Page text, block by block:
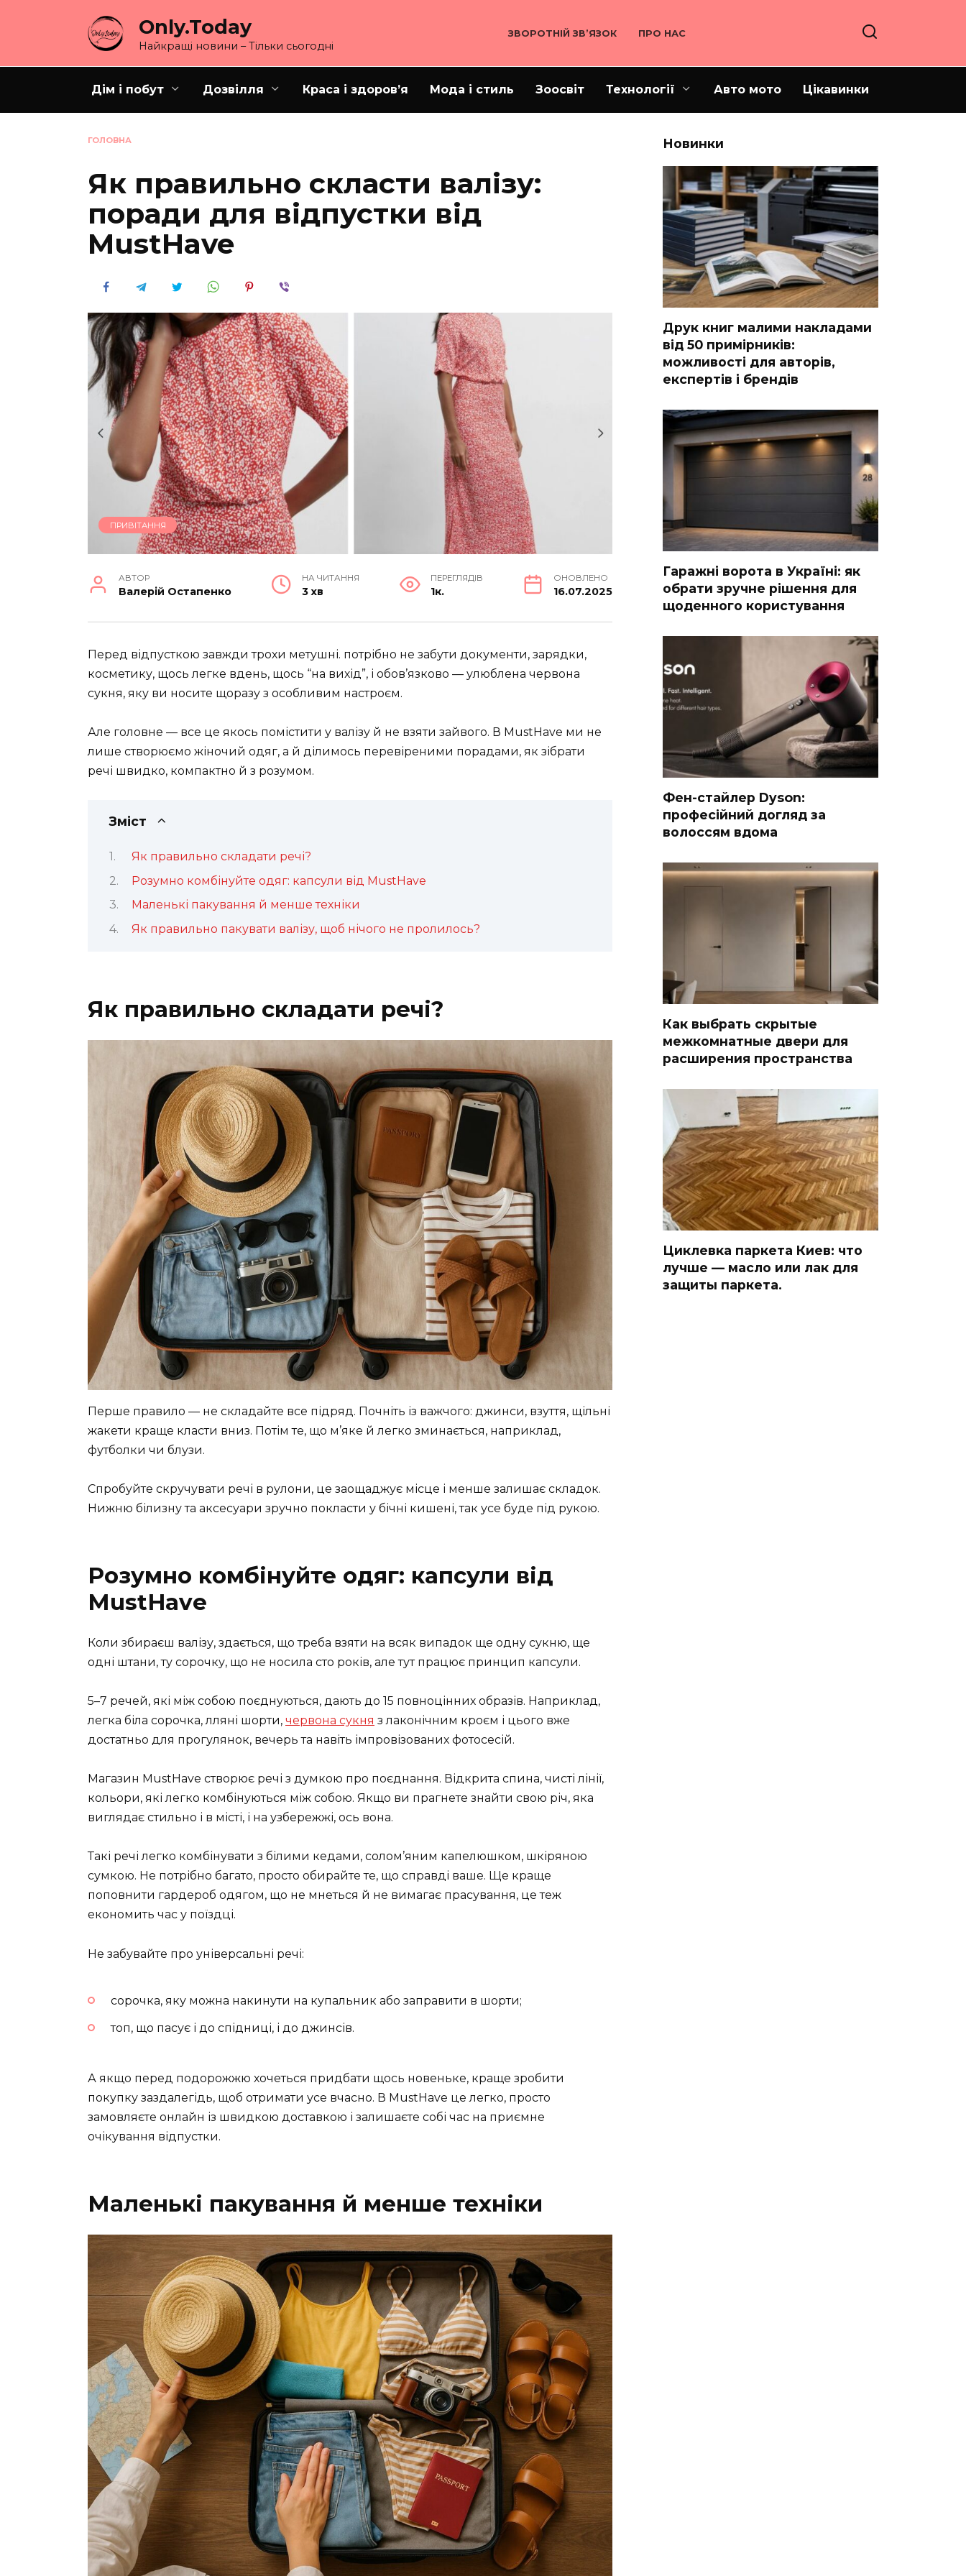
Only.Today
Найкращі новини – Тільки сьогодні
ЗВОРОТНІЙ ЗВ’ЯЗОК ПРО НАС
Дім і побут Дозвілля Краса і здоров’я Мода і стиль Зоосвіт Технології Авто мото Цікавинки
ГОЛОВНА
Як правильно скласти валізу:
поради для відпустки від
MustHave
ПРИВІТАННЯ
АВТОР
Валерій Остапенко
НА ЧИТАННЯ
3 хв
ПЕРЕГЛЯДІВ
1к.
ОНОВЛЕНО
16.07.2025
Перед відпусткою завжди трохи метушні. потрібно не забути документи, зарядки,
косметику, щось легке вдень, щось “на вихід”, і обов’язково — улюблена червона
сукня, яку ви носите щоразу з особливим настроєм.
Але головне — все це якось помістити у валізу й не взяти зайвого. В MustHave ми не
лише створюємо жіночий одяг, а й ділимось перевіреними порадами, як зібрати
речі швидко, компактно й з розумом.
Зміст
Як правильно складати речі?
Розумно комбінуйте одяг: капсули від MustHave
Маленькі пакування й менше техніки
Як правильно пакувати валізу, щоб нічого не пролилось?
Як правильно складати речі?
Перше правило — не складайте все підряд. Почніть із важчого: джинси, взуття, щільні
жакети краще класти вниз. Потім те, що м’яке й легко зминається, наприклад,
футболки чи блузи.
Спробуйте скручувати речі в рулони, це заощаджує місце і менше залишає складок.
Нижню білизну та аксесуари зручно покласти у бічні кишені, так усе буде під рукою.
Розумно комбінуйте одяг: капсули від
MustHave
Коли збираєш валізу, здається, що треба взяти на всяк випадок ще одну сукню, ще
одні штани, ту сорочку, що не носила сто років, але тут працює принцип капсули.
5–7 речей, які між собою поєднуються, дають до 15 повноцінних образів. Наприклад,
легка біла сорочка, лляні шорти, червона сукня з лаконічним кроєм і цього вже
достатньо для прогулянок, вечерь та навіть імпровізованих фотосесій.
Магазин MustHave створює речі з думкою про поєднання. Відкрита спина, чисті лінії,
кольори, які легко комбінуються між собою. Якщо ви прагнете знайти свою річ, яка
виглядає стильно і в місті, і на узбережжі, ось вона.
Такі речі легко комбінувати з білими кедами, солом’яним капелюшком, шкіряною
сумкою. Не потрібно багато, просто обирайте те, що справді ваше. Ще краще
поповнити гардероб одягом, що не мнеться й не вимагає прасування, це теж
економить час у поїздці.
Не забувайте про універсальні речі:
сорочка, яку можна накинути на купальник або заправити в шорти;
топ, що пасує і до спідниці, і до джинсів.
А якщо перед подорожжю хочеться придбати щось новеньке, краще зробити
покупку заздалегідь, щоб отримати усе вчасно. В MustHave це легко, просто
замовляєте онлайн із швидкою доставкою і залишаєте собі час на приємне
очікування відпустки.
Маленькі пакування й менше техніки
Новинки
Друк книг малими накладами
від 50 примірників:
можливості для авторів,
експертів і брендів
Гаражні ворота в Україні: як
обрати зручне рішення для
щоденного користування
Фен-стайлер Dyson:
професійний догляд за
волоссям вдома
Как выбрать скрытые
межкомнатные двери для
расширения пространства
Циклевка паркета Киев: что
лучше — масло или лак для
защиты паркета.